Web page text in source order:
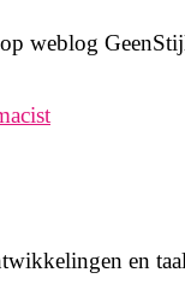
weblog
en